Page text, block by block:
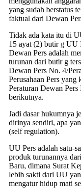
yang sudah berstatus
faktual dari Dewan
Tidak ada kata itu di
15 ayat (2) butir g UU
Dewan Pers adalah
turunan dari butir g
Dewan Pers No. 4/
Perusahaan Pers
Peraturan Dewan
berikutnya.
Jadi dasar hukumnya
dirinya sendiri, apa
(self regulation).
UU Pers adalah satu-
produk turunannya
Baru, dimana Surat
lebih sakti dari UU
mengatur hidup mati